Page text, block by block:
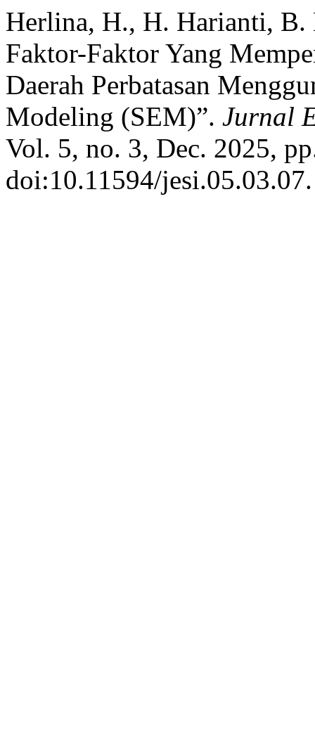
Herlina, H., H. Harianti, B.
Faktor-Faktor Yang
Daerah Perbatasan
Modeling (SEM)”. Jurnal
Vol. 5, no. 3, Dec. 2025,
doi:10.11594/jesi.05.03.07.